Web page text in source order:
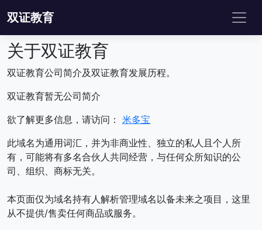
双证教育
关于双证教育
双证教育公司简介及双证教育发展历程。
双证教育暂无公司简介
欲了解更多信息，请访问： 米多宝
此域名为通用词汇，并为非商业性、独立的私人且个人所
有，可能将有多名合伙人共同经营，与任何众所知识的公
司、组织、商标无关。
本页面仅为域名持有人解析管理域名以备未来之项目，这里
从不提供/售卖任何商品或服务。